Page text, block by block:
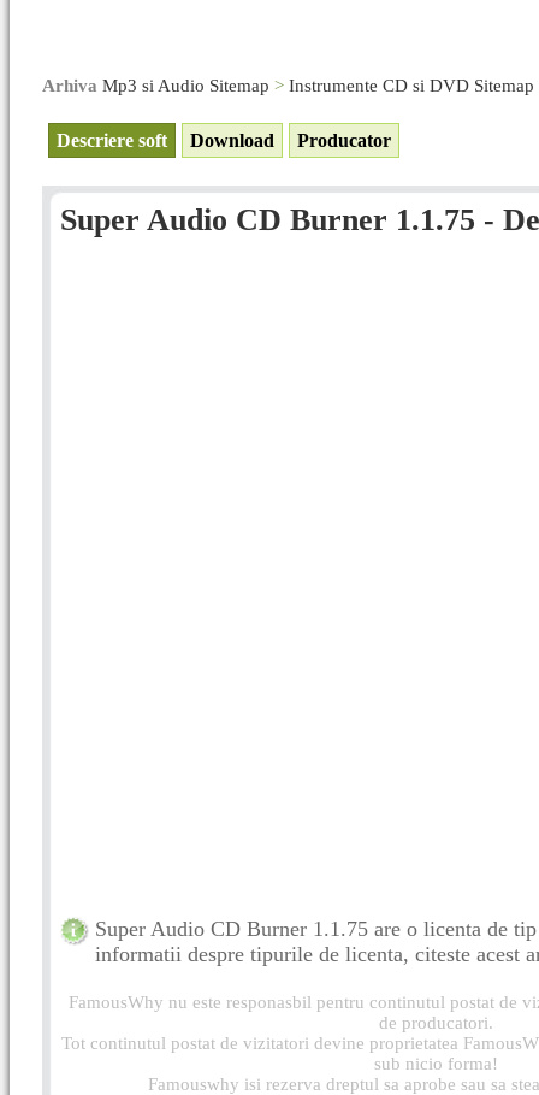
Arhiva Mp3 si Audio Sitemap > Instrumente CD si DVD Sitemap
Descriere soft Download Producator
Super Audio CD Burner 1.1.75 -
Super Audio CD Burner 1.1.75 are o licenta de
informatii despre tipurile de licenta, citeste acest
FamousWhy nu este responasbil pentru continutul postat de
de producatori.
Tot continutul postat de vizitatori devine proprietatea
sub nicio forma!
Famouswhy isi rezerva dreptul sa aprobe sau sa